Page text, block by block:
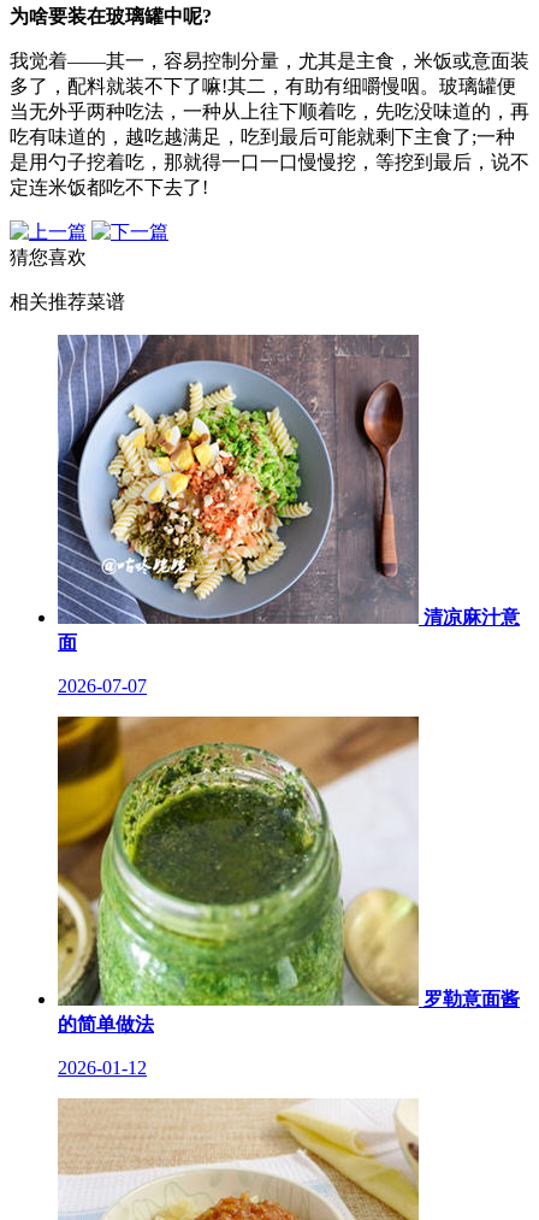
为啥要装在玻璃罐中呢?
我觉着——其一，容易控制分量，尤其是主食，米饭或意面装
多了，配料就装不下了嘛!其二，有助有细嚼慢咽。玻璃罐便
当无外乎两种吃法，一种从上往下顺着吃，先吃没味道的，再
吃有味道的，越吃越满足，吃到最后可能就剩下主食了;一种
是用勺子挖着吃，那就得一口一口慢慢挖，等挖到最后，说不
定连米饭都吃不下去了!
猜您喜欢
相关推荐菜谱
清凉麻汁意
面
2026-07-07
罗勒意面酱
的简单做法
2026-01-12